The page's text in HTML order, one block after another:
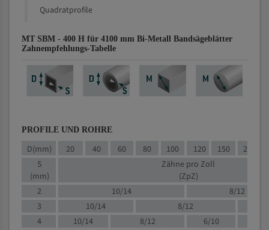
Quadratprofile
MT SBM - 400 H für 4100 mm Bi-Metall Bandsägeblätter
Zahnempfehlungs-Tabelle
PROFILE UND ROHRE
D(mm) 20 40 60 80 100 120 150 200
S
(mm)
Zähne pro Zoll
(ZpZ)
2
10/14
8/12
3
10/14 8/12
4
10/14 8/12 6/10